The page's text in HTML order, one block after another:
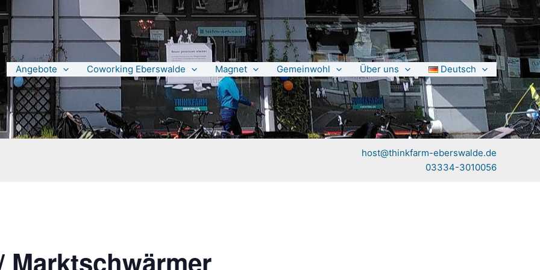
Angebote Coworking Eberswalde Magnet Gemeinwohl Über uns Deutsch
host@thinkfarm-eberswalde.de
03334-3010056
Marktschwärmer